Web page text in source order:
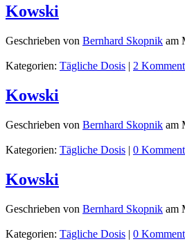
Kowski
Geschrieben von Bernhard Skopnik am
Kategorien: Tägliche Dosis | 2
Kowski
Geschrieben von Bernhard Skopnik am
Kategorien: Tägliche Dosis | 0
Kowski
Geschrieben von Bernhard Skopnik am
Kategorien: Tägliche Dosis | 0